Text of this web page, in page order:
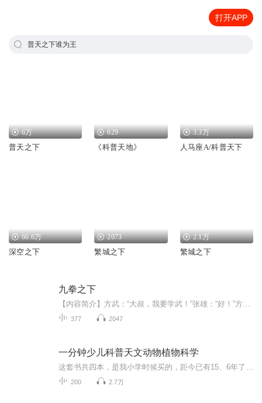
打开APP
普天之下谁为王
6万
普天之下
629
《科普天地》
3.3万
人马座A/科普天下
66.6万
深空之下
2073
繁城之下
2.1万
繁城之下
九拳之下
377 2047
一分钟少儿科普天文动物植物科学
200 2.7万